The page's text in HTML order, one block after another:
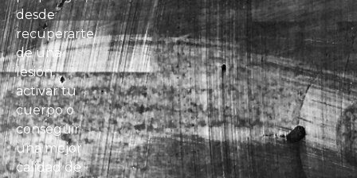
desde
recuperarte
de una
lesión,
activar tu
cuerpo o
conseguir
una mejor
calidad de